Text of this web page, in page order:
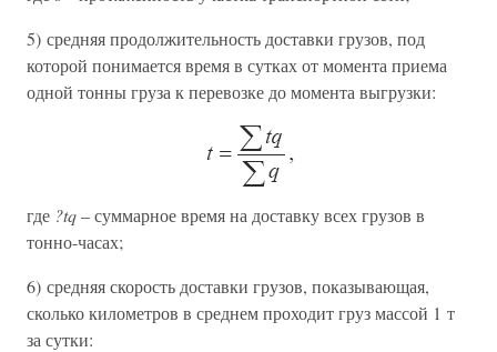
5) средняя продолжительность доставки грузов, под
которой понимается время в сутках от момента приема
одной тонны груза к перевозке до момента выгрузки:
где ?tq– суммарное время на доставку всех грузов в
тонно-часах;
6) средняя скорость доставки грузов, показывающая,
сколько километров в среднем проходит груз массой 1 т
за сутки: